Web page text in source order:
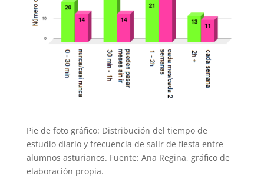
Pie de foto gráfico: Distribución del tiempo de
estudio diario y frecuencia de salir de fiesta entre
alumnos asturianos. Fuente: Ana Regina, gráfico de
elaboración propia.